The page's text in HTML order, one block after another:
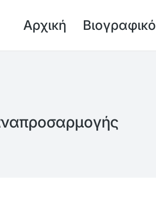
Αρχική Βιογραφικό